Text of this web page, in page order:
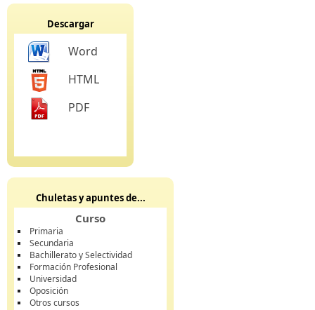
Descargar
Word
HTML
PDF
Chuletas y apuntes de...
Curso
Primaria
Secundaria
Bachillerato y Selectividad
Formación Profesional
Universidad
Oposición
Otros cursos